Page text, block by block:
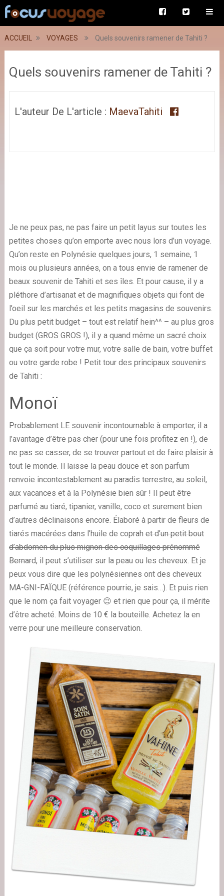
ACCUEIL VOYAGES Quels souvenirs ramener de Tahiti ?
Quels souvenirs ramener de Tahiti ?
L'auteur De L'article : MaevaTahiti
Je ne peux pas, ne pas faire un petit layus sur toutes les
petites choses qu’on emporte avec nous lors d’un voyage.
Qu’on reste en Polynésie quelques jours, 1 semaine, 1
mois ou plusieurs années, on a tous envie de ramener de
beaux souvenir de Tahiti et ses îles. Et pour cause, il y a
pléthore d’artisanat et de magnifiques objets qui font de
l’oeil sur les marchés et les petits magasins de souvenirs.
Du plus petit budget – tout est relatif hein^^ – au plus gros
budget (GROS GROS !), il y a quand même un sacré choix
que ça soit pour votre mur, votre salle de bain, votre buffet
ou votre garde robe ! Petit tour des principaux souvenirs
de Tahiti :
Monoï
Probablement LE souvenir incontournable à emporter, il a
l’avantage d’être pas cher (pour une fois profitez en !), de
ne pas se casser, de se trouver partout et de faire plaisir à
tout le monde. Il laisse la peau douce et son parfum
renvoie incontestablement au paradis terrestre, au soleil,
aux vacances et à la Polynésie bien sûr ! Il peut être
parfumé au tiaré, tipanier, vanille, coco et surement bien
d’autres déclinaisons encore. Élaboré à partir de fleurs de
tiarés macérées dans l’huile de coprahet d’un petit bout
d’abdomen du plus mignon des coquillages prénommé
Bernard, il peut s’utiliser sur la peau ou les cheveux. Et je
peux vous dire que les polynésiennes ont des cheveux
MA-GNI-FAÏQUE (référence pourrie, je sais…). Et puis rien
que le nom ça fait voyager 😉 et rien que pour ça, il mérite
d’être acheté. Moins de 10 € la bouteille. Achetez la en
verre pour une meilleure conservation.